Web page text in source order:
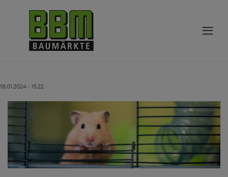
18.01.2024 - 15:22